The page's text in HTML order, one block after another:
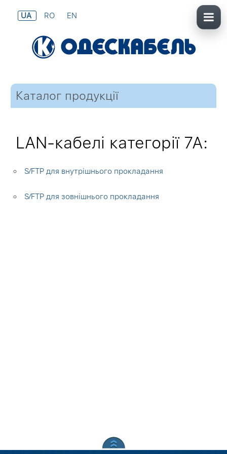
UA RO EN
Каталог продукції
LAN-кабелі категорії 7А:
S⁄FTP для внутрішнього прокладання
S⁄FTP для зовнішнього прокладання